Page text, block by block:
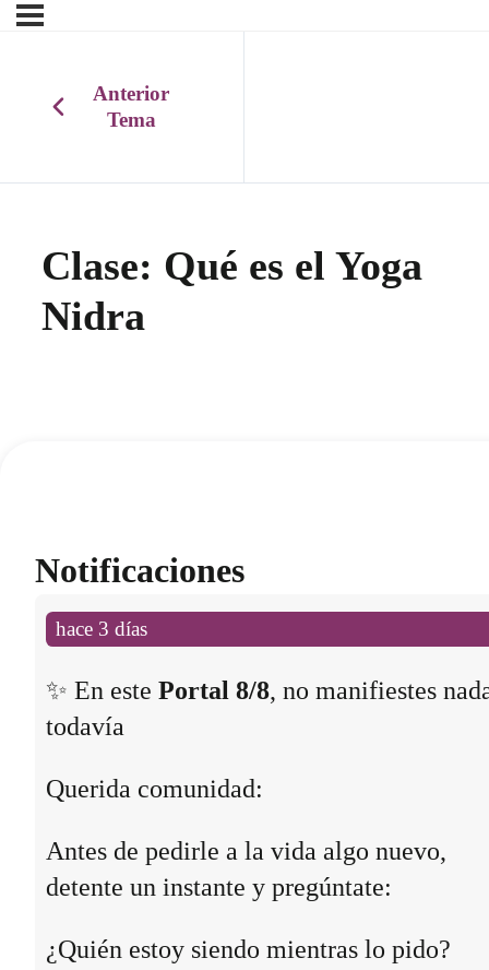
Anterior
Tema
Clase: Qué es el Yoga
Nidra
Notificaciones
hace 3 días
✨ En este Portal 8/8, no manifiestes
todavía
Querida comunidad:
Antes de pedirle a la vida algo nuevo,
detente un instante y pregúntate:
¿Quién estoy siendo mientras lo pido?